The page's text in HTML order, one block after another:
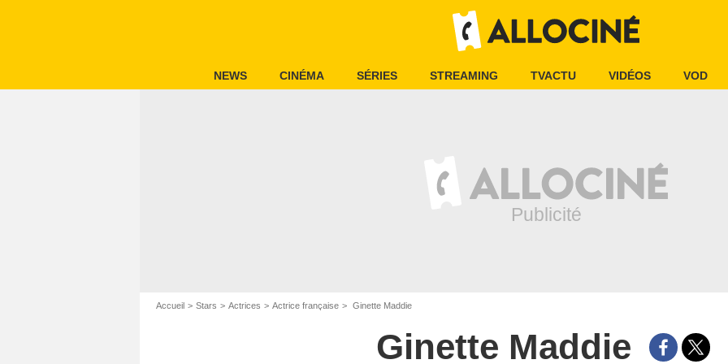
NEWS CINÉMA SÉRIES STREAMING TVACTU VIDÉOS VOD
Accueil Stars Actrices Actrice française Ginette Maddie
Ginette Maddie